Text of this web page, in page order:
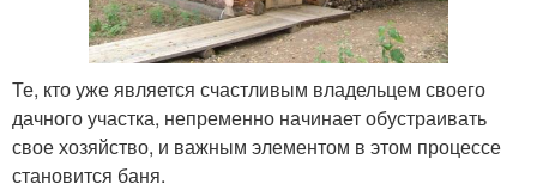
Те, кто уже является счастливым владельцем своего
дачного участка, непременно начинает обустраивать
свое хозяйство, и важным элементом в этом процессе
становится баня.